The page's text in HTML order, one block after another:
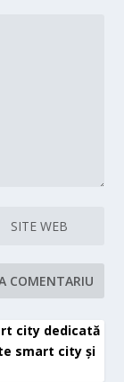
city dedicată
smart city și